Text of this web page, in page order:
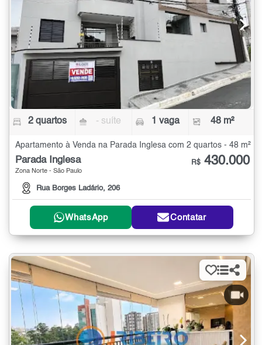
2 quartos - suíte 1 vaga 48 m²
Apartamento à Venda na Parada Inglesa com 2 quartos - 48 m²
Parada Inglesa
Zona Norte - São Paulo
Rua Borges Ladário, 206
R$ 430.000
WhatsApp Contatar